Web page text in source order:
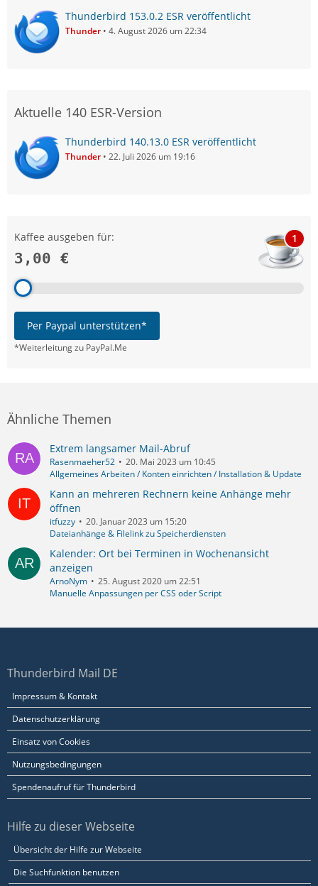
Thunderbird 153.0.2 ESR veröffentlicht
Thunder 4. August 2026 um 22:34
Aktuelle 140 ESR-Version
Thunderbird 140.13.0 ESR veröffentlicht
Thunder 22. Juli 2026 um 19:16
Kaffee ausgeben für:
3,00 €
1
Per Paypal unterstützen*
*Weiterleitung zu PayPal.Me
Ähnliche Themen
Extrem langsamer Mail-Abruf
Rasenmaeher52
20. Mai 2023 um 10:45
Allgemeines Arbeiten / Konten einrichten / Installation & Update
Kann an mehreren Rechnern keine Anhänge mehr
öffnen
itfuzzy
20. Januar 2023 um 15:20
Dateianhänge & Filelink zu Speicherdiensten
Kalender: Ort bei Terminen in Wochenansicht
anzeigen
ArnoNym
25. August 2020 um 22:51
Manuelle Anpassungen per CSS oder Script
Thunderbird Mail DE
Impressum & Kontakt
Datenschutzerklärung
Einsatz von Cookies
Nutzungsbedingungen
Spendenaufruf für Thunderbird
Hilfe zu dieser Webseite
Übersicht der Hilfe zur Webseite
Die Suchfunktion benutzen